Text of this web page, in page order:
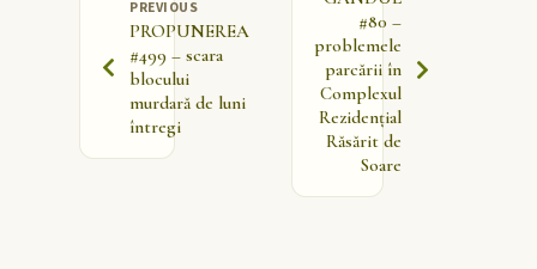
PREVIOUS
PROPUNEREA
#499 – scara
blocului
murdară de luni
întregi
#80 –
problemele
parcării în
Complexul
Rezidențial
Răsărit de
Soare